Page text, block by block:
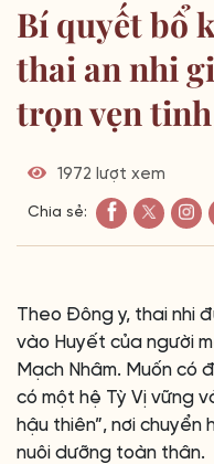
Bí quyết bổ
thai an nhi
trọn vẹn
1972 lượt xem
Chia sẻ:
Theo Đông y, thai nhi
vào Huyết của người
Mạch Nhâm. Muốn có
có một hệ Tỳ Vị vững
hậu thiên”, nơi
nuôi dưỡng toàn thân.